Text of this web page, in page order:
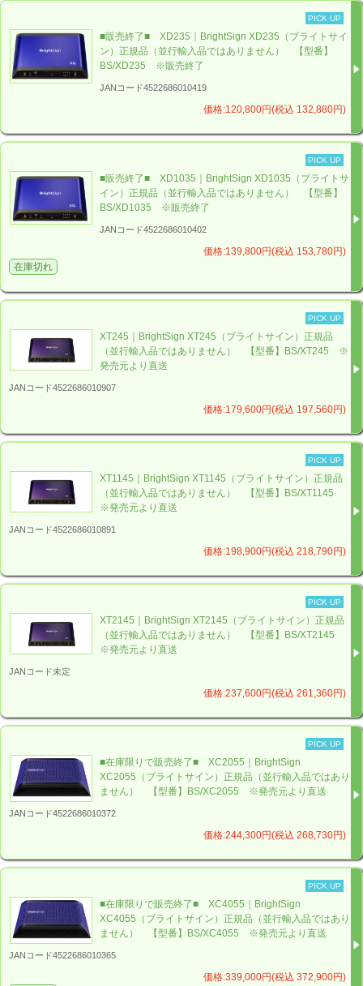
PICK UP
■販売終了■ XD235｜BrightSign XD235（ブライトサイ
ン）正規品（並行輸入品ではありません） 【型番】
BS/XD235 ※販売終了
JANコード4522686010419
価格:120,800円(税込 132,880円)
PICK UP
■販売終了■ XD1035｜BrightSign XD1035（ブライトサ
イン）正規品（並行輸入品ではありません） 【型番】
BS/XD1035 ※販売終了
JANコード4522686010402
価格:139,800円(税込 153,780円)
在庫切れ
PICK UP
XT245｜BrightSign XT245（ブライトサイン）正規品
（並行輸入品ではありません） 【型番】BS/XT245 ※
発売元より直送
JANコード4522686010907
価格:179,600円(税込 197,560円)
PICK UP
XT1145｜BrightSign XT1145（ブライトサイン）正規品
（並行輸入品ではありません） 【型番】BS/XT1145
※発売元より直送
JANコード4522686010891
価格:198,900円(税込 218,790円)
PICK UP
XT2145｜BrightSign XT2145（ブライトサイン）正規品
（並行輸入品ではありません） 【型番】BS/XT2145
※発売元より直送
JANコード未定
価格:237,600円(税込 261,360円)
PICK UP
■在庫限りで販売終了■ XC2055｜BrightSign
XC2055（ブライトサイン）正規品（並行輸入品ではあり
ません） 【型番】BS/XC2055 ※発売元より直送
JANコード4522686010372
価格:244,300円(税込 268,730円)
PICK UP
■在庫限りで販売終了■ XC4055｜BrightSign
XC4055（ブライトサイン）正規品（並行輸入品ではあり
ません） 【型番】BS/XC4055 ※発売元より直送
JANコード4522686010365
価格:339,000円(税込 372,900円)